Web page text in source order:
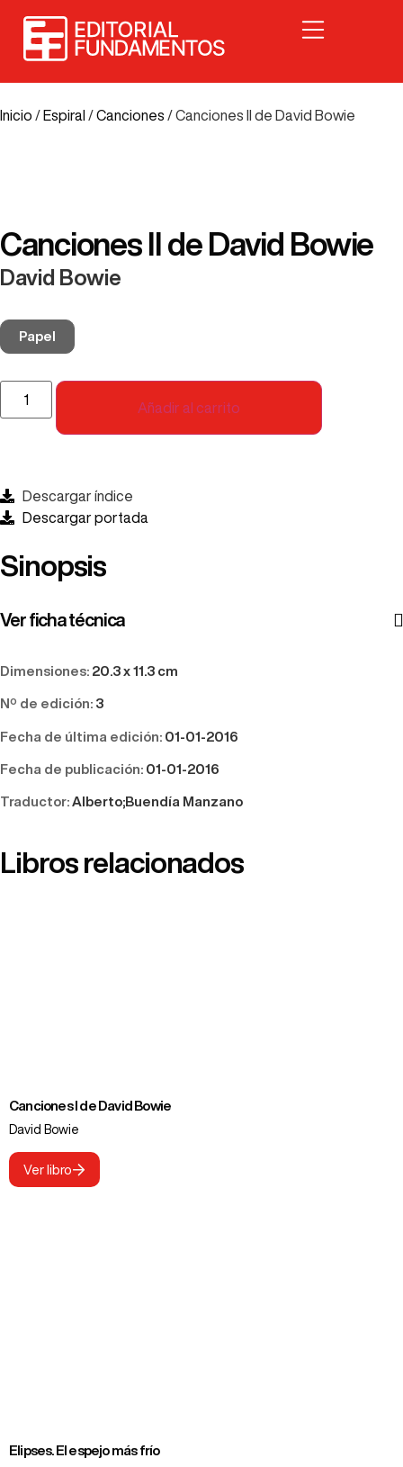
Inicio / Espiral /Canciones / Canciones II de David Bowie
Canciones II de David Bowie
David Bowie
Papel
Añadir al carrito
Descargar índice
Descargar portada
Sinopsis
Ver ficha técnica
Dimensiones: 20.3 x 11.3 cm
Nº de edición: 3
Fecha de última edición: 01-01-2016
Fecha de publicación: 01-01-2016
Traductor: Alberto;Buendía Manzano
Libros relacionados
Canciones I de David Bowie
David Bowie
Ver libro
Elipses. El espejo más frío